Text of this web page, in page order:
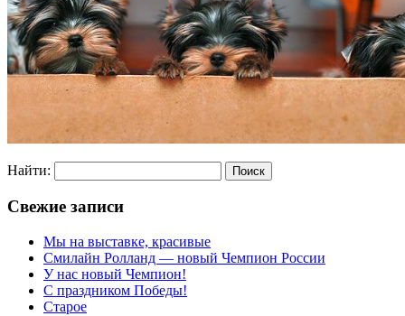
Найти:
Свежие записи
Мы на выставке, красивые
Смилайн Ролланд — новый Чемпион России
У нас новый Чемпион!
С праздником Победы!
Старое